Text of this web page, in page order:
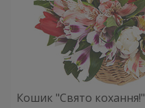
Кошик "Свято кохання!"